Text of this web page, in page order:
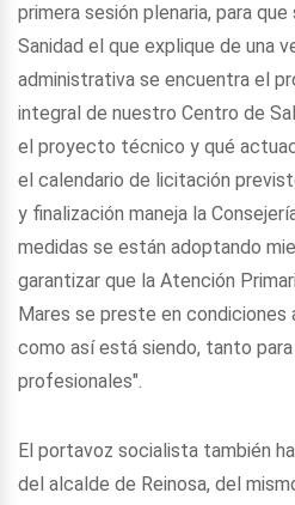
primera sesión plenaria, para
Sanidad el que explique de una
administrativa se encuentra el
integral de nuestro Centro de
el proyecto técnico y qué
el calendario de licitación
y finalización maneja la
medidas se están adoptando
garantizar que la Atención
Mares se preste en condiciones
como así está siendo, tanto
profesionales".
El portavoz socialista también
del alcalde de Reinosa, del